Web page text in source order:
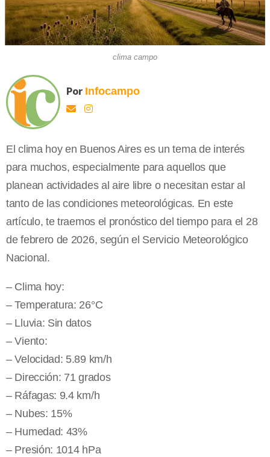
clima campo
Por Infocampo
El clima hoy en Buenos Aires es un tema de interés
para muchos, especialmente para aquellos que
planean actividades al aire libre o necesitan estar al
tanto de las condiciones meteorológicas. En este
artículo, te traemos el pronóstico del tiempo para el 28
de febrero de 2026, según el Servicio Meteorológico
Nacional.
– Clima hoy:
– Temperatura: 26°C
– Lluvia: Sin datos
– Viento:
– Velocidad: 5.89 km/h
– Dirección: 71 grados
– Ráfagas: 9.4 km/h
– Nubes: 15%
– Humedad: 43%
– Presión: 1014 hPa